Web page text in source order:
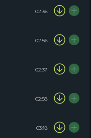
02:36
02:56
02:37
02:58
03:18